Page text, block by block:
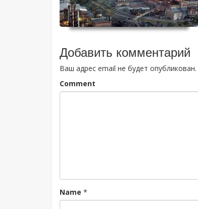
Добавить комментарий
Ваш адрес email не будет опубликован.
Comment
Name *